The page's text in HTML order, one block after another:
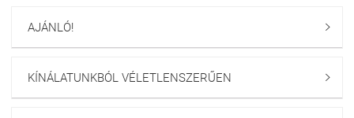
AJÁNLÓ! 
KÍNÁLATUNKBÓL VÉLETLENSZERŰEN 